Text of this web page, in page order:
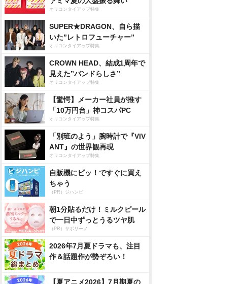
オリコンタイアップ特集
SUPER★DRAGON、自ら描
いた”レトロフューチャー”
オリコンタイアップ特集
CROWN HEAD、結成1周年で
見えた”バンドらしさ”
オリコンタイアップ特集
【驚愕】メーカー社員が推す
「10万円台」神コスパPC
オリコンタイアップ特集
「別班のよう」腕時計で『VIV
ANT』の世界観再現
オリコンタイアップ特集
自販機にピッ！ですぐに買え
ちゃう
（PR）ジハンピ
朝1分貼るだけ！ミルクピール
で一日中ずっとうるツヤ肌
（PR）サボリーノ
2026年7月夏ドラマも、注目
作＆話題作が勢ぞろい！
【夏アニメ2026】7月期夏の